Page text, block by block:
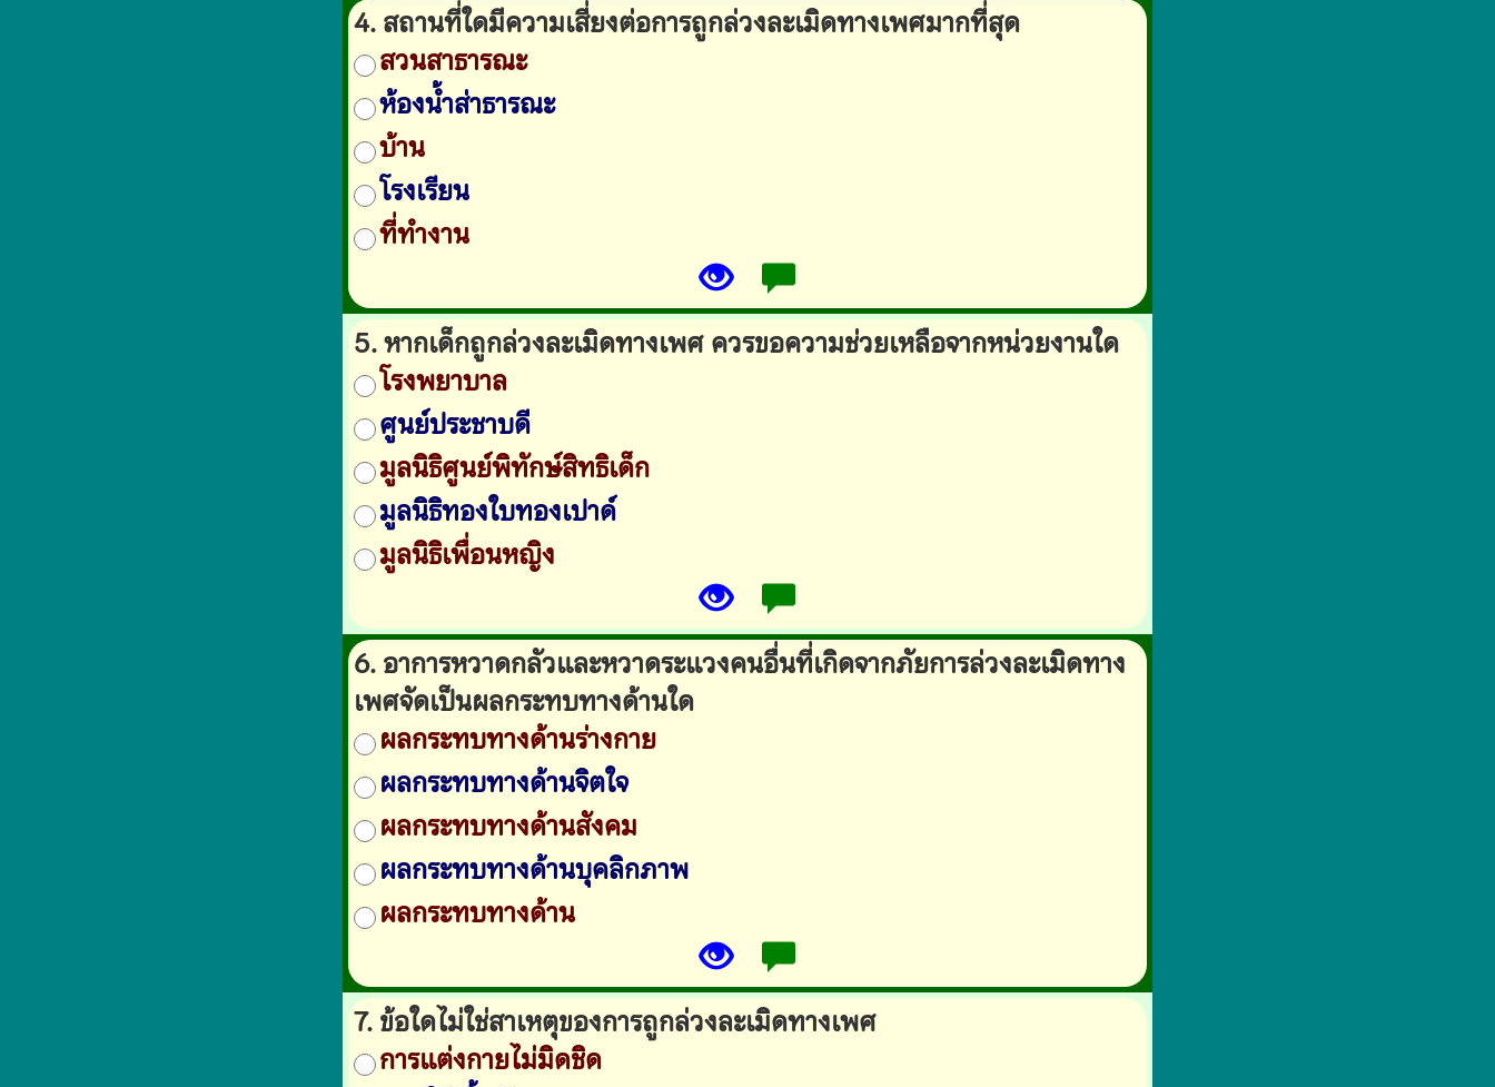
4. สถานที่ใดมีความเสี่ยงต่อการถูกล่วงละเมิดทางเพศมากที่สุด
สวนสาธารณะ
ห้องน้ำส่าธารณะ
บ้าน
โรงเรียน
ที่ทำงาน
5. หากเด็กถูกล่วงละเมิดทางเพศ ควรขอความช่วยเหลือจากหน่วยงานใด
โรงพยาบาล
ศูนย์ประชาบดี
มูลนิธิศูนย์พิทักษ์สิทธิเด็ก
มูลนิธิทองใบทองเปาด์
มูลนิธิเพื่อนหญิง
6. อาการหวาดกลัวและหวาดระแวงคนอื่นที่เกิดจากภัยการล่วงละเมิดทาง
เพศจัดเป็นผลกระทบทางด้านใด
ผลกระทบทางด้านร่างกาย
ผลกระทบทางด้านจิตใจ
ผลกระทบทางด้านสังคม
ผลกระทบทางด้านบุคลิกภาพ
ผลกระทบทางด้าน
7. ข้อใดไม่ใช่สาเหตุของการถูกล่วงละเมิดทางเพศ
การแต่งกายไม่มิดชิด